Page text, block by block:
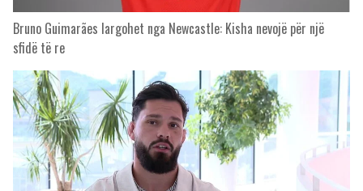
Bruno Guimarães largohet nga Newcastle: Kisha nevojë për një
sfidë të re